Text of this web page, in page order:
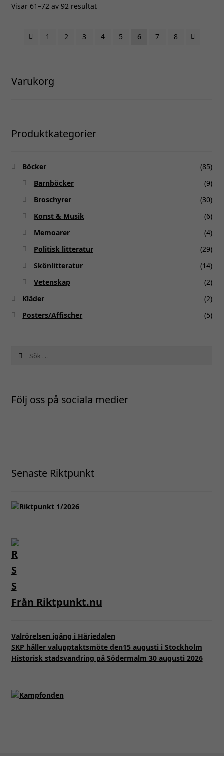
Visar 61–72 av 92 resultat
1 2 3 4 5 6 7 8
Varukorg
Produktkategorier
Böcker
(85)
Barnböcker
(9)
Broschyrer
(30)
Konst & Musik
(6)
Memoarer
(4)
Politisk litteratur
(29)
Skönlitteratur
(14)
Vetenskap
(2)
Kläder
(2)
Posters/Affischer
(5)
efter:
Följ oss på sociala medier
Senaste Riktpunkt
Från Riktpunkt.nu
Valrörelsen igång i Härjedalen
SKP håller valupptaktsmöte den15 augusti i Stockholm
Historisk stadsvandring på Södermalm 30 augusti 2026